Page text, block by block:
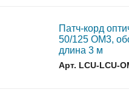
Патч-корд
50/125 OM3,
длина 3 м
Арт. LCU-LCU-